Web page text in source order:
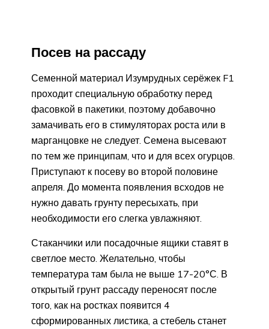
Посев на рассаду
Семенной материал Изумрудных серёжек F1
проходит специальную обработку перед
фасовкой в пакетики, поэтому добавочно
замачивать его в стимуляторах роста или в
марганцовке не следует. Семена высевают
по тем же принципам, что и для всех огурцов.
Приступают к посеву во второй половине
апреля. До момента появления всходов не
нужно давать грунту пересыхать, при
необходимости его слегка увлажняют.
Стаканчики или посадочные ящики ставят в
светлое место. Желательно, чтобы
температура там была не выше 17-20°С. В
открытый грунт рассаду переносят после
того, как на ростках появится 4
сформированных листика, а стебель станет